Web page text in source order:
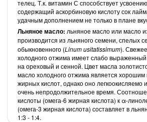
телец. Т.к. витамин С способствует
содержащий аскорбиновую кислоту сок
удачным дополнением не только в плане
Льняное масло: льняное масло или масло
производится из льняного семени, спелых
обыкновенного (Linum usitatissimum).
холодного отжима имеет слабо выраженный
на ореховый и сенной. Цвет масла
масло холодного отжима является хорошим
жирных кислот, однако оно легкоокисляемо
очень непродолжительное время.
кислоты (омега-6 жирная кислота) к α-
(омега-3 жирная кислота) составляет в
1:3 - 1:4.